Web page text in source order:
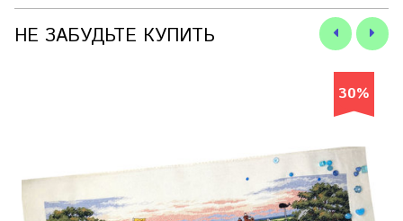
НЕ ЗАБУДЬТЕ КУПИТЬ
30%